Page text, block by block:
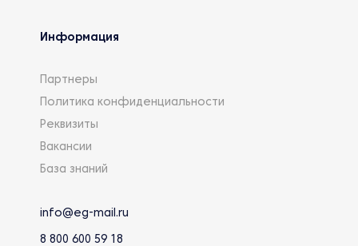
Информация
Партнеры
Политика конфиденциальности
Реквизиты
Вакансии
База знаний
info@eg-mail.ru
8 800 600 59 18